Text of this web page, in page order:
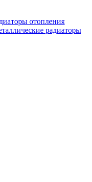
отопления
радиаторы